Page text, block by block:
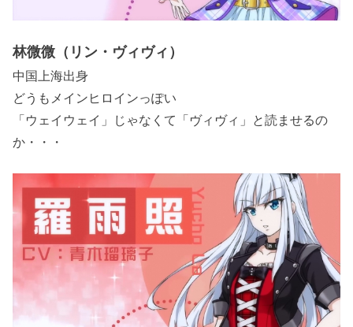
林微微（リン・ヴィヴィ）
中国上海出身
どうもメインヒロインっぽい
「ウェイウェイ」じゃなくて「ヴィヴィ」と読ませるの
か・・・